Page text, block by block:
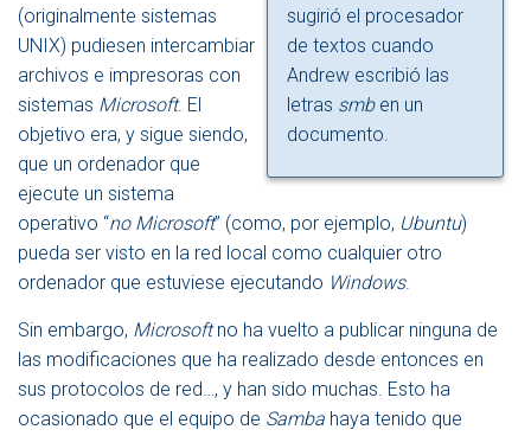
sugirió el procesador
de textos cuando
Andrew escribió las
letras smben un
documento.
(originalmente sistemas
UNIX) pudiesen intercambiar
archivos e impresoras con
sistemas Microsoft. El
objetivo era, y sigue siendo,
que un ordenador que
ejecute un sistema
operativo “no Microsoft” (como, por ejemplo, Ubuntu)
pueda ser visto en la red local como cualquier otro
ordenador que estuviese ejecutando Windows.
Sin embargo, Microsoftno ha vuelto a publicar ninguna de
las modificaciones que ha realizado desde entonces en
sus protocolos de red…, y han sido muchas. Esto ha
ocasionado que el equipo de Samba haya tenido que